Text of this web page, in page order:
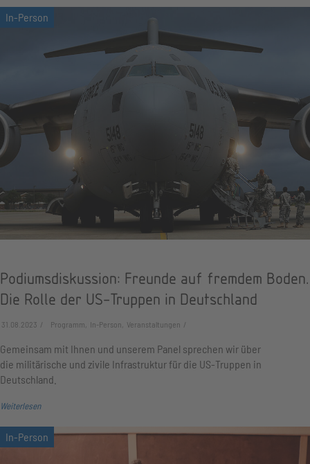
Podiumsdiskussion: Freunde auf fremdem Boden.
Die Rolle der US-Truppen in Deutschland
31.08.2023 Programm, In-Person, Veranstaltungen
Gemeinsam mit Ihnen und unserem Panel sprechen wir über
die militärische und zivile Infrastruktur für die US-Truppen in
Deutschland.
Weiterlesen